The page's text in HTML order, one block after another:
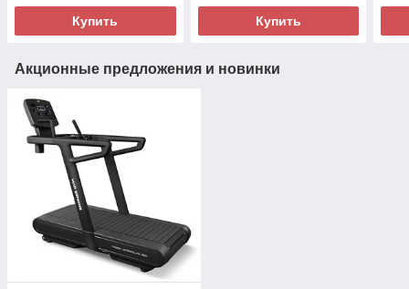
Купить Купить
Акционные предложения и новинки